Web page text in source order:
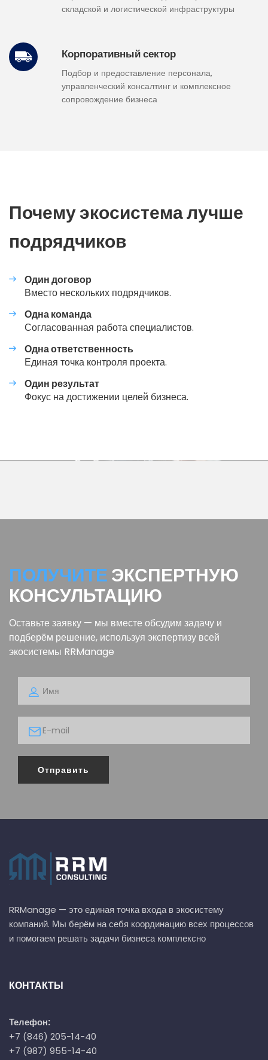
складской и логистической инфраструктуры
Корпоративный сектор
Подбор и предоставление персонала,
управленческий консалтинг и комплексное
сопровождение бизнеса
Почему экосистема лучше
подрядчиков
Один договор
Вместо нескольких подрядчиков.
Одна команда
Согласованная работа специалистов.
Одна ответственность
Единая точка контроля проекта.
Один результат
Фокус на достижении целей бизнеса.
ПОЛУЧИТЕЭКСПЕРТНУЮ
КОНСУЛЬТАЦИЮ
Оставьте заявку — мы вместе обсудим задачу и
подберём решение, используя экспертизу всей
экосистемы RRManage
Отправить
RRManage — это единая точка входа в экосистему
компаний. Мы берём на себя координацию всех процессов
и помогаем решать задачи бизнеса комплексно
КОНТАКТЫ
Телефон:
+7 (846) 205-14-40
+7 (987) 955-14-40